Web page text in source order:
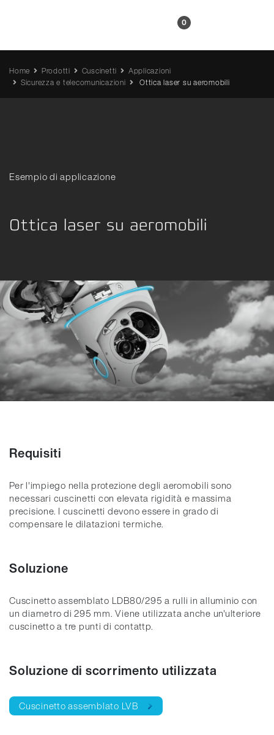
0
Home Prodotti Cuscinetti
Applicazioni
Sicurezza e telecomunicazioni
Ottica laser su aeromobili
Esempio di applicazione
Ottica laser su aeromobili
Requisiti
Per l'impiego nella protezione degli aeromobili sono
necessari cuscinetti con elevata rigidità e massima
precisione. I cuscinetti devono essere in grado di
compensare le dilatazioni termiche.
Soluzione
Cuscinetto assemblato LDB80/295 a rulli in alluminio con
un diametro di 295 mm. Viene utilizzata anche un'ulteriore
cuscinetto a tre punti di contattp.
Soluzione di scorrimento utilizzata
Cuscinetto assemblato LVB